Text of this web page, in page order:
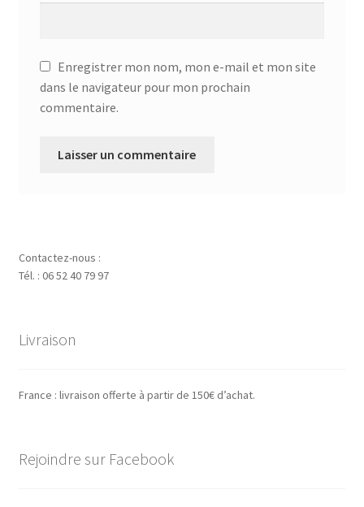
Enregistrer mon nom, mon e-mail et mon site
dans le navigateur pour mon prochain
commentaire.
Contactez-nous :
Tél. : 06 52 40 79 97
Livraison
France : livraison offerte à partir de 150€ d’achat.
Rejoindre sur Facebook